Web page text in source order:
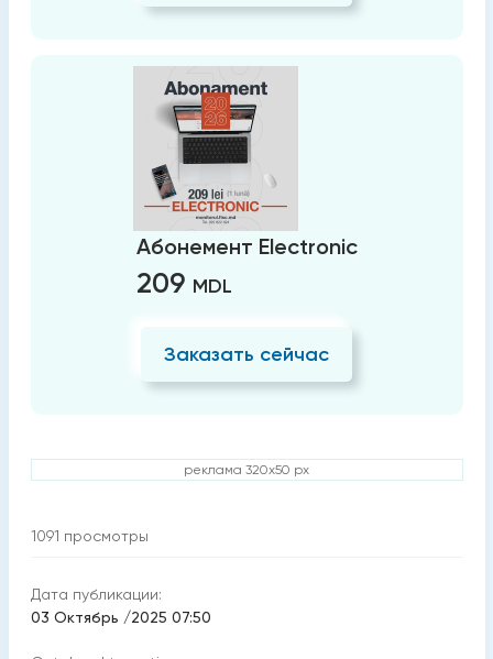
Абонемент Electronic
209 MDL
Заказать сейчас
реклама 320x50 px
1091 просмотры
Дата публикации:
03 Октябрь /2025 07:50